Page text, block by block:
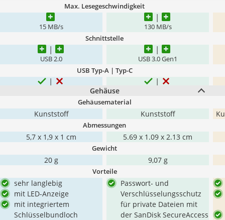
Max. Lesegeschwindigkeit
15 MB/s 130 MB/s
Schnittstelle
USB 2.0 USB 3.0 Gen1
USB Typ-A | Typ-C
Gehäuse
Gehäusematerial
Kunststoff Kunststoff
Abmessungen
5,7 x 1,9 x 1 cm 5.69 x 1.09 x 2.13 cm
Gewicht
‎20 g 9,07 g
Vorteile
sehr langlebig
mit LED-Anzeige
mit integriertem
Schlüsselbundloch
Passwort- und
Verschlüsselungsschutz
für private Dateien mit
der SanDisk SecureAccess